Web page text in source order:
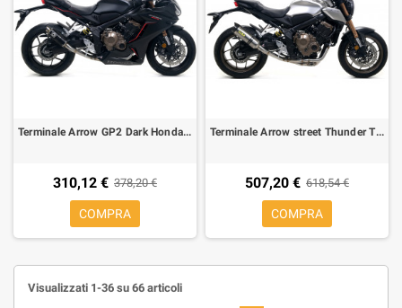
Terminale Arrow GP2 Dark Honda CB 650 R, CBR 650 R 19-
310,12 € 378,20 €
COMPRA
Terminale Arrow street Thunder Titanio Honda CB 650 R 19-, CBR 650 R 19-
507,20 € 618,54 €
COMPRA
Visualizzati 1-36 su 66 articoli